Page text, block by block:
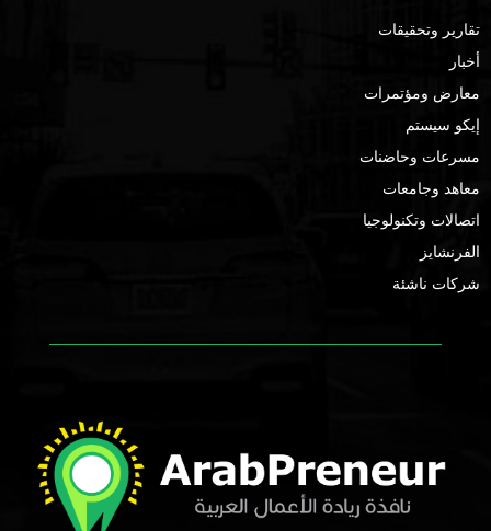
تقارير وتحقيقات
أخبار
معارض ومؤتمرات
إيكو سيستم
مسرعات وحاضنات
معاهد وجامعات
اتصالات وتكنولوجيا
الفرنشايز
شركات ناشئة